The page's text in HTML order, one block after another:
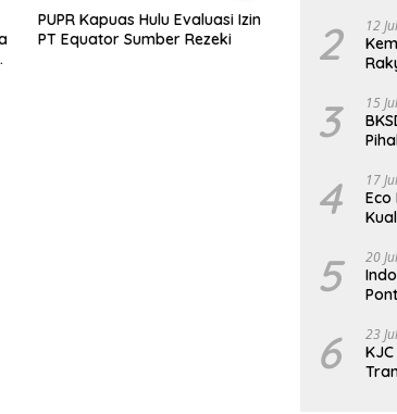
PUPR Kapuas Hulu Evaluasi Izin
PT Equator Sumber Rezeki
Perbudakan
Perkebunan
Global
2 12
3 15
4 17
5 20
6 23